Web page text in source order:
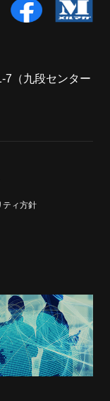
7（九段センター
ティ方針